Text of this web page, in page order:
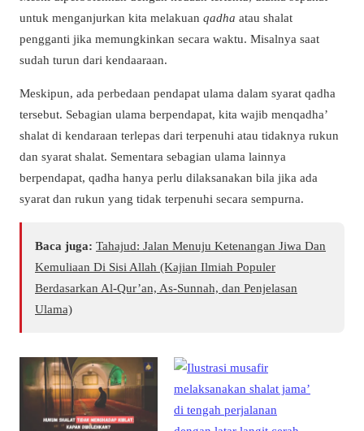
untuk menganjurkan kita melakuan qadha atau shalat
pengganti jika memungkinkan secara waktu. Misalnya saat
sudah turun dari kendaaraan.
Meskipun, ada perbedaan pendapat ulama dalam syarat qadha
tersebut. Sebagian ulama berpendapat, kita wajib menqadha’
shalat di kendaraan terlepas dari terpenuhi atau tidaknya rukun
dan syarat shalat. Sementara sebagian ulama lainnya
berpendapat, qadha hanya perlu dilaksanakan bila jika ada
syarat dan rukun yang tidak terpenuhi secara sempurna.
Baca juga: Tahajud: Jalan Menuju Ketenangan Jiwa Dan
Kemuliaan Di Sisi Allah (Kajian Ilmiah Populer
Berdasarkan Al-Qur’an, As-Sunnah, dan Penjelasan
Ulama)